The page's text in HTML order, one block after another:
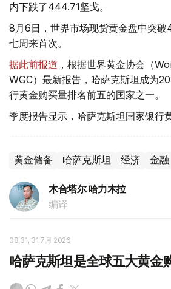
内下跌了444.71坚戈。
8月6日，世界市场现货黄金盘中突
七周来首次。
据此前报道 ，根据世界黄金协会（
WGC）最新报告，哈萨克斯坦成为
行黄金购买量排名前五的国家之一。
季度报告显示，哈萨克斯坦国家银行
黄金储备 哈萨克斯坦 经济 金融
木合塔尔 哈力木拉
编译
08:31, 31 7月 2026
哈萨克斯坦是全球五大黄金